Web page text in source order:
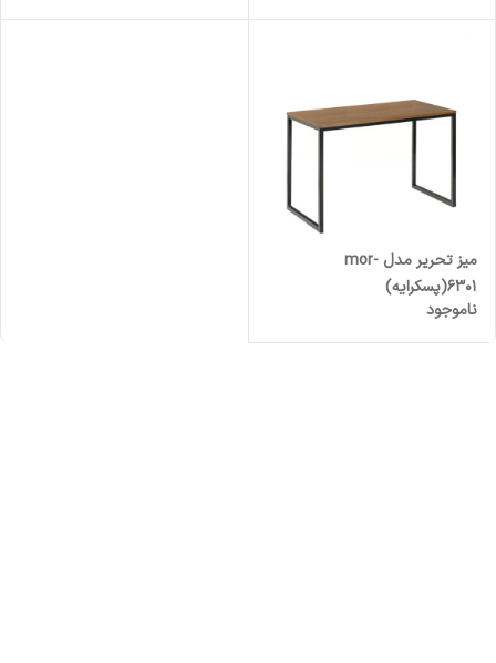
میز تحریر مدل mor-
6301(پسکرایه)
ناموجود